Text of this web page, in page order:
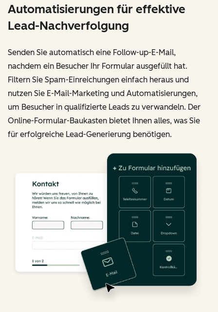
Automatisierungen für effektive
Lead-Nachverfolgung
Senden Sie automatisch eine Follow-up-E-Mail,
nachdem ein Besucher Ihr Formular ausgefüllt hat.
Filtern Sie Spam-Einreichungen einfach heraus und
nutzen Sie E-Mail-Marketing und Automatisierungen,
um Besucher in qualifizierte Leads zu verwandeln. Der
Online-Formular-Baukasten bietet Ihnen alles, was Sie
für erfolgreiche Lead-Generierung benötigen.